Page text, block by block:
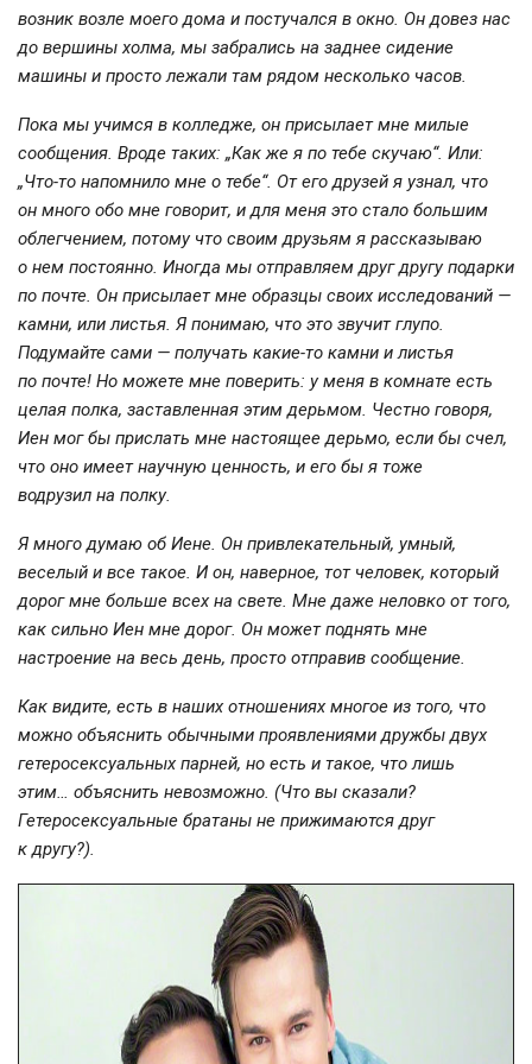
возник возле моего дома и постучался в окно. Он довез нас
до вершины холма, мы забрались на заднее сидение
машины и просто лежали там рядом несколько часов.
Пока мы учимся в колледже, он присылает мне милые
сообщения. Вроде таких: „Как же я по тебе скучаю“. Или:
„Что-то напомнило мне о тебе“. От его друзей я узнал, что
он много обо мне говорит, и для меня это стало большим
облегчением, потому что своим друзьям я рассказываю
о нем постоянно. Иногда мы отправляем друг другу подарки
по почте. Он присылает мне образцы своих исследований —
камни, или листья. Я понимаю, что это звучит глупо.
Подумайте сами — получать какие-то камни и листья
по почте! Но можете мне поверить: у меня в комнате есть
целая полка, заставленная этим дерьмом. Честно говоря,
Иен мог бы прислать мне настоящее дерьмо, если бы счел,
что оно имеет научную ценность, и его бы я тоже
водрузил на полку.
Я много думаю об Иене. Он привлекательный, умный,
веселый и все такое. И он, наверное, тот человек, который
дорог мне больше всех на свете. Мне даже неловко от того,
как сильно Иен мне дорог. Он может поднять мне
настроение на весь день, просто отправив сообщение.
Как видите, есть в наших отношениях многое из того, что
можно объяснить обычными проявлениями дружбы двух
гетеросексуальных парней, но есть и такое, что лишь
этим… объяснить невозможно. (Что вы сказали?
Гетеросексуальные братаны не прижимаются друг
к другу?).